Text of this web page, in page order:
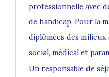
professionnelle avec
de handicap. Pour la
diplômées des
social, médical et
Un responsable de